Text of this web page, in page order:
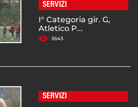
SERVIZI
I° Categoria gir. G,
Atletico P...
3643
SERVIZI